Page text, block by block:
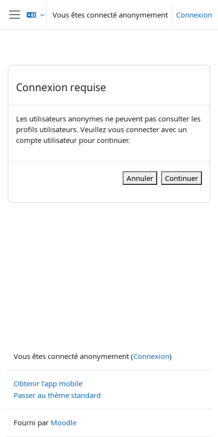
Passer au contenu principal
Panneau latéral
Vous êtes connecté anonymement Connexion
Connexion requise
Les utilisateurs anonymes ne peuvent pas consulter les
profils utilisateurs. Veuillez vous connecter avec un
compte utilisateur pour continuer.
Annuler Continuer
Vous êtes connecté anonymement (Connexion)
Obtenir l’app mobile
Passer au thème standard
Fourni par Moodle